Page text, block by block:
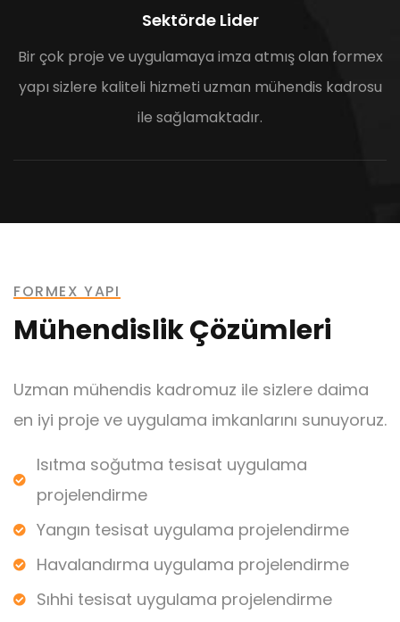
Sektörde Lider
Bir çok proje ve uygulamaya imza atmış olan formex
yapı sizlere kaliteli hizmeti uzman mühendis kadrosu
ile sağlamaktadır.
FORMEX YAPI
Mühendislik Çözümleri
Uzman mühendis kadromuz ile sizlere daima
en iyi proje ve uygulama imkanlarını sunuyoruz.
Isıtma soğutma tesisat uygulama
projelendirme
Yangın tesisat uygulama projelendirme
Havalandırma uygulama projelendirme
Sıhhi tesisat uygulama projelendirme